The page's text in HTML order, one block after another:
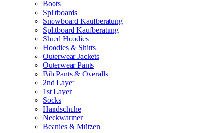
Boots
Splitboards
Snowboard Kaufberatung
Splitboard Kaufberatung
Shred Hoodies
Hoodies & Shirts
Outerwear Jackets
Outerwear Pants
Bib Pants & Overalls
2nd Layer
1st Layer
Socks
Handschuhe
Neckwarmer
Beanies & Mützen